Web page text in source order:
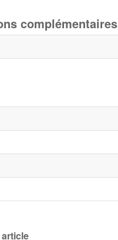
complémentaires